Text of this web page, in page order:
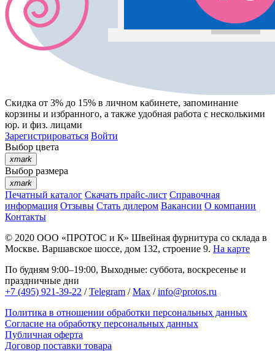
Скидка от 3% до 15% в личном кабинете, запоминание
корзины и избранного, а также удобная работа с несколькими
юр. и физ. лицами
Зарегистрироваться Войти
Выбор цвета
xmark
Выбор размера
xmark
Печатный каталог Скачать прайс-лист Справочная
информация Отзывы Стать дилером Вакансии О компании
Контакты
© 2020 ООО «ПРОТОС и К» Швейная фурнитура со склада в
Москве. Варшавское шоссе, дом 132, строение 9. На карте
По будням 9:00–19:00, Выходные: суббота, воскресенье и
праздничные дни
+7 (495) 921-39-22 /Telegram /Max /info@protos.ru
Политика в отношении обработки персональных данных
Согласие на обработку персональных данных
Публичная оферта
Договор поставки товара